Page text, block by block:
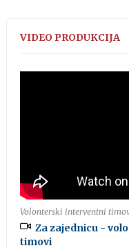
VIDEO PRODUKCIJA
Volonterski interventni
Za zajednicu -
timovi